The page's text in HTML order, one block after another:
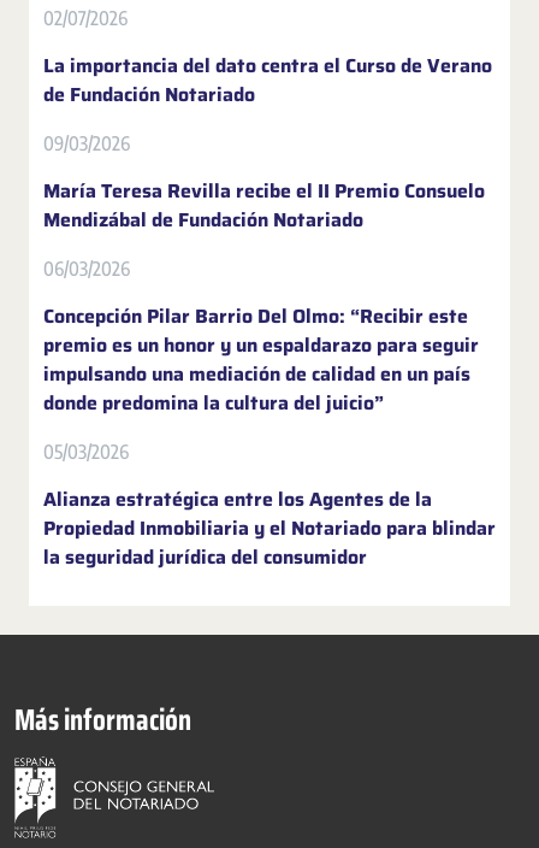
02/07/2026
La importancia del dato centra el Curso de Verano
de Fundación Notariado
09/03/2026
María Teresa Revilla recibe el II Premio Consuelo
Mendizábal de Fundación Notariado
06/03/2026
Concepción Pilar Barrio Del Olmo: “Recibir este
premio es un honor y un espaldarazo para seguir
impulsando una mediación de calidad en un país
donde predomina la cultura del juicio”
05/03/2026
Alianza estratégica entre los Agentes de la
Propiedad Inmobiliaria y el Notariado para blindar
la seguridad jurídica del consumidor
Más información